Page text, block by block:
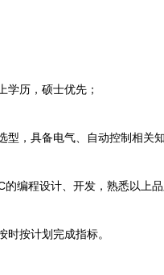
历，硕士优先；
，具备电气、自动控制相关知
程设计、开发，熟悉以上品
按计划完成指标。